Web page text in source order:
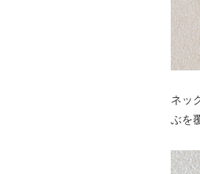
ネッ
ぶを